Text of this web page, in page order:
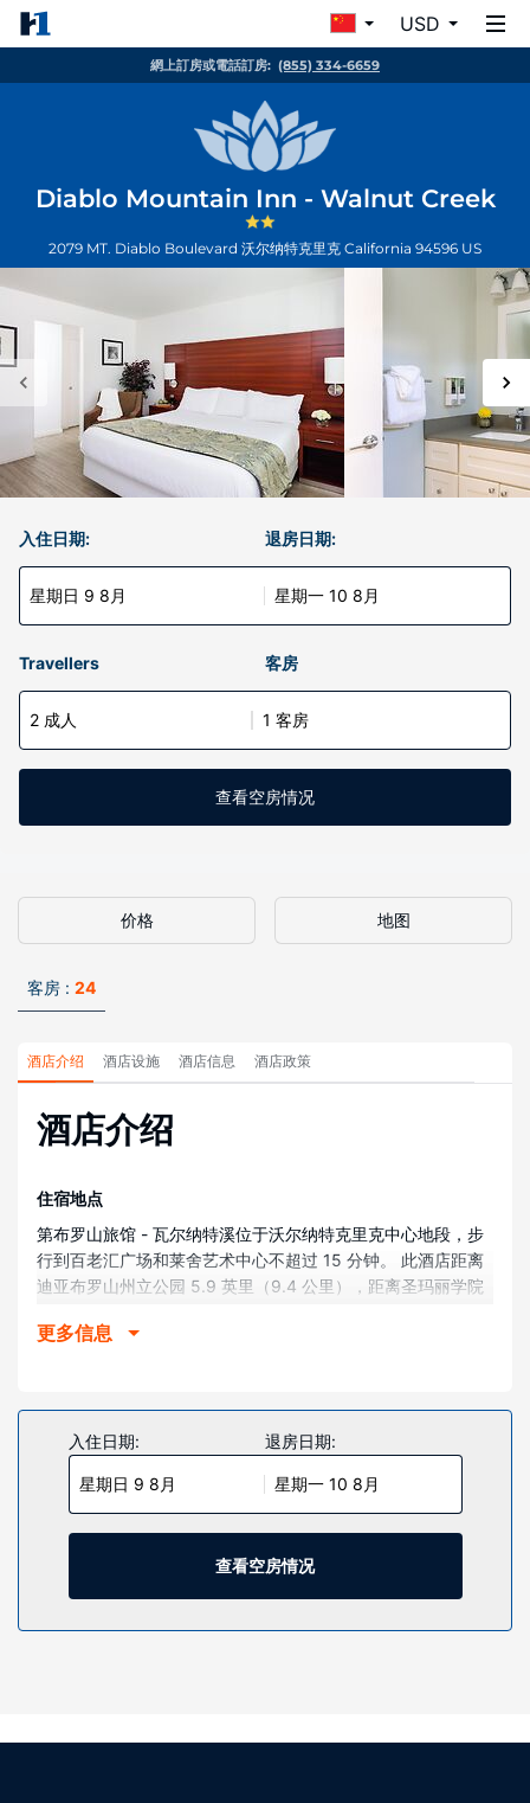
USD
網上訂房或電話訂房: (855) 334-6659
Diablo Mountain Inn - Walnut Creek
2079 MT. Diablo Boulevard 沃尔纳特克里克 California 94596 US
入住日期:
星期日 9 8月
退房日期:
星期一 10 8月
Travellers 客房
2 成人 1 客房
查看空房情况
价格 地图
客房 : 24
酒店介绍 酒店设施 酒店信息 酒店政策
酒店介绍
住宿地点
第布罗山旅馆 - 瓦尔纳特溪位于沃尔纳特克里克中心地段，步
行到百老汇广场和莱舍艺术中心不超过 15 分钟。 此酒店距离
迪亚布罗山州立公园 5.9 英里（9.4 公里），距离圣玛丽学院
客房
的舒适。带有有线频道的平板电视可满足您的娱乐需求；同时
提供免费无线网络，方便您与朋友保持联系。配备淋浴设施的
私人浴室提供免费洗浴用品和吹风机。便利设施包括保险箱和
书桌；而且每天提供客房服务。
您可利用免费 WiFi和附近健身设施的优惠折扣等便利服务和设
更多信息
入住日期:
星期日 9 8月
退房日期:
星期一 10 8月
查看空房情况